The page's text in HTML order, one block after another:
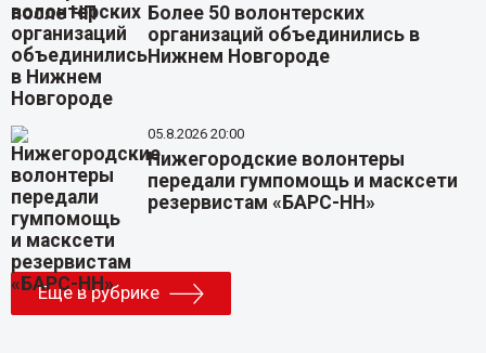
Более 50 волонтерских
организаций объединились в
Нижнем Новгороде
05.8.2026 20:00
Нижегородские волонтеры
передали гумпомощь и масксети
резервистам «БАРС-НН»
Еще в рубрике